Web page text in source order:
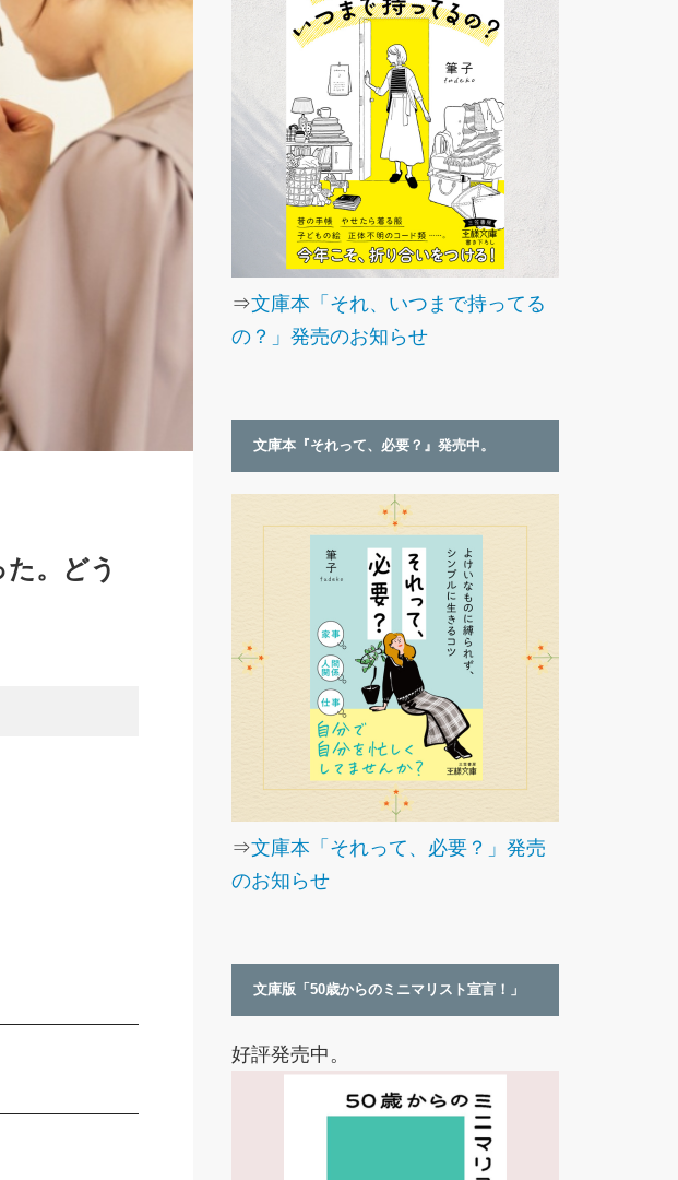
。どう
⇒文庫本「それ、いつまで持ってる
の？」発売のお知らせ
文庫本『それって、必要？』発売中。
⇒文庫本「それって、必要？」発売
のお知らせ
文庫版「50歳からのミニマリスト宣言！」
好評発売中。